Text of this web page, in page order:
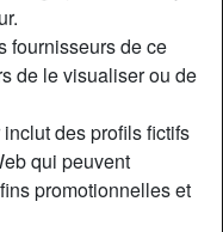
fournisseurs de ce
de le visualiser ou de
des profils fictifs
qui peuvent
promotionnelles et
Sèvres